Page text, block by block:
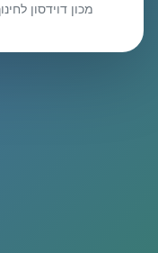
מכון דוידסון